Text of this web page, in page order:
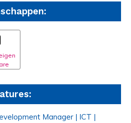
Manager | ICT |